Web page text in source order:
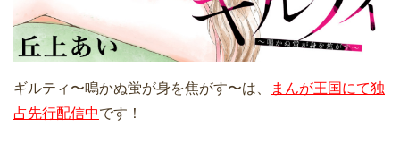
ギルティ〜鳴かぬ蛍が身を焦がす〜は、
まんが王国にて独
占先行配信中です！